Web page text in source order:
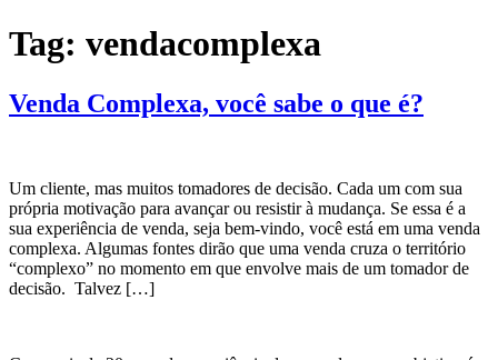
Tag: vendacomplexa
Venda Complexa, você sabe o que é?
Um cliente, mas muitos tomadores de decisão. Cada um com sua
própria motivação para avançar ou resistir à mudança. Se essa é a
sua experiência de venda, seja bem-vindo, você está em uma venda
complexa. Algumas fontes dirão que uma venda cruza o território
“complexo” no momento em que envolve mais de um tomador de
decisão. Talvez […]